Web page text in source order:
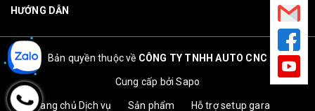
HƯỚNG DẪN
Bản quyền thuộc về CÔNG TY TNHH AUTO CNC
Cung cấp bởiSapo
Trang chủ Dịch vụ Sản phẩm Hỗ trợ setup gara